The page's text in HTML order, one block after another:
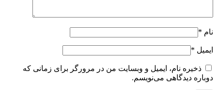
نام *
ایمیل *
ذخیره نام، ایمیل و وبسایت من در مرورگر برای زمانی که
دوباره دیدگاهی می‌نویسم.